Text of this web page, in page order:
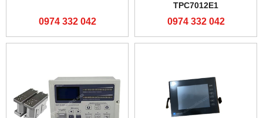
0974 332 042
TPC7012E1
0974 332 042